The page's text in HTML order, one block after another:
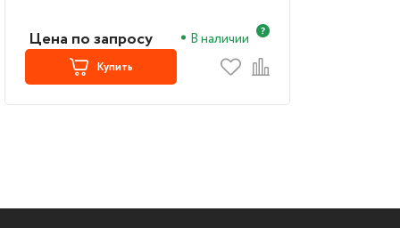
Цена по запросу В наличии
Купить